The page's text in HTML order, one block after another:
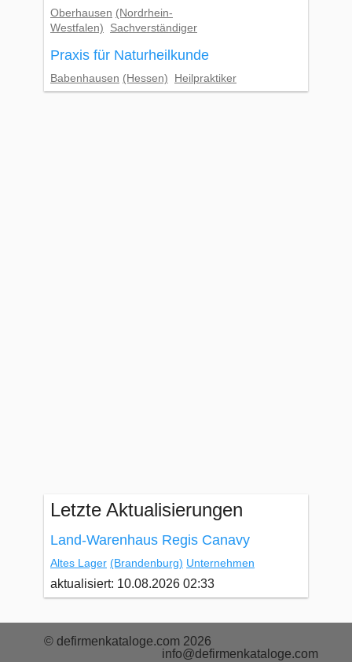
Oberhausen (Nordrhein-
Westfalen)
Sachverständiger
Praxis für Naturheilkunde
Babenhausen (Hessen) Heilpraktiker
Letzte Aktualisierungen
Land-Warenhaus Regis Canavy
Altes Lager (Brandenburg) Unternehmen
aktualisiert: 10.08.2026 02:33
© defirmenkataloge.com 2026
info@defirmenkataloge.com